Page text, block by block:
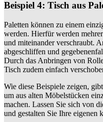
Beispiel 4: Tisch aus
Paletten können zu einem
werden. Hierfür werden
und miteinander verschraubt.
abgeschliffen und
Durch das Anbringen von
Tisch zudem einfach
Wie diese Beispiele zeigen,
um aus alten Möbelstücken
machen. Lassen Sie sich von
und gestalten Sie Ihre eigenen